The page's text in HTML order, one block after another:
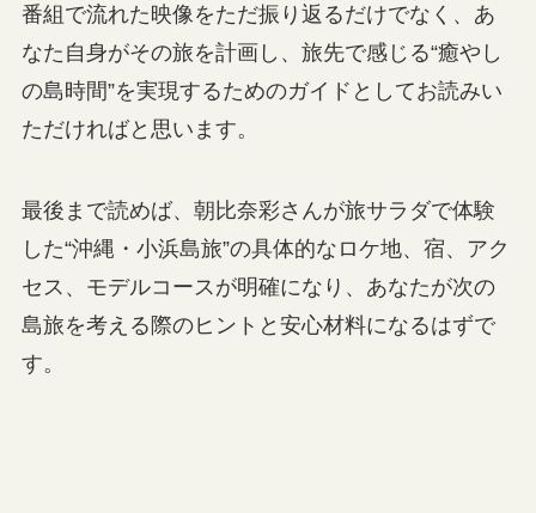
番組で流れた映像をただ振り返るだけでなく、あ
なた自身がその旅を計画し、旅先で感じる“癒やし
の島時間”を実現するためのガイドとしてお読みい
ただければと思います。
最後まで読めば、朝比奈彩さんが旅サラダで体験
した“沖縄・小浜島旅”の具体的なロケ地、宿、アク
セス、モデルコースが明確になり、あなたが次の
島旅を考える際のヒントと安心材料になるはずで
す。